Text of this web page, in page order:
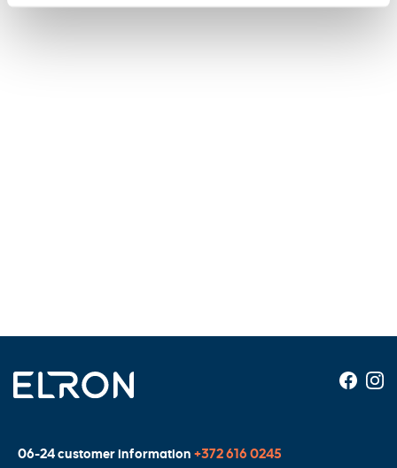
06-24 customer information +372 616 0245